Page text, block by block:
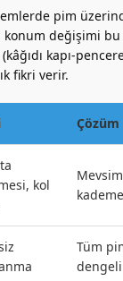
pim
değişimi
kapı-
fikri verir.
Çözüm
kol
kademe
Tüm